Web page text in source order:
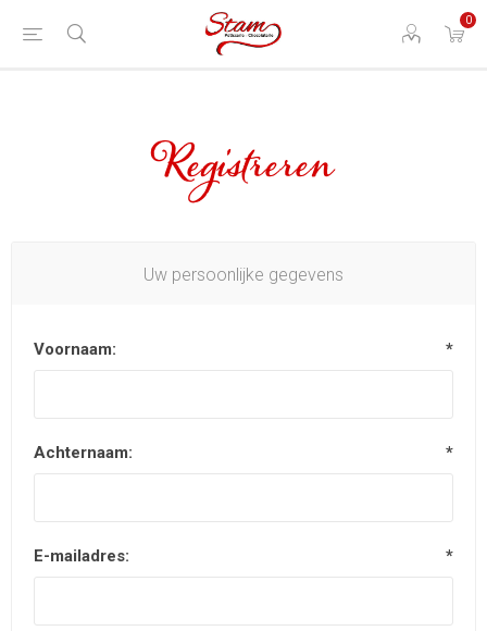
0
Registreren
Uw persoonlijke gegevens
Voornaam: *
Achternaam: *
E-mailadres: *